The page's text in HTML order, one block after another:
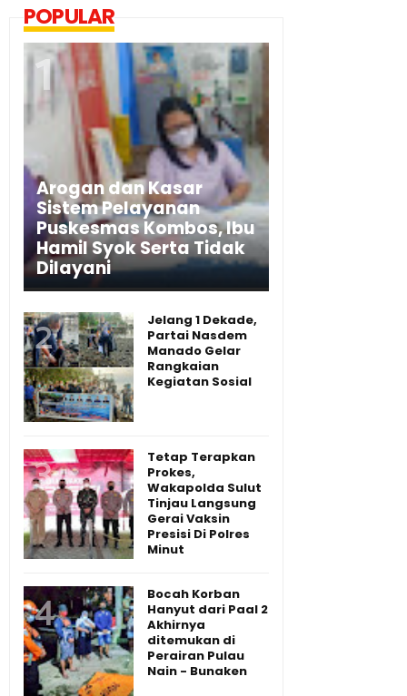
POPULAR
Arogan dan Kasar
Sistem Pelayanan
Puskesmas Kombos, Ibu
Hamil Syok Serta Tidak
Dilayani
Jelang 1 Dekade,
Partai Nasdem
Manado Gelar
Rangkaian
Kegiatan Sosial
Tetap Terapkan
Prokes,
Wakapolda Sulut
Tinjau Langsung
Gerai Vaksin
Presisi Di Polres
Minut
Bocah Korban
Hanyut dari Paal 2
Akhirnya
ditemukan di
Perairan Pulau
Nain - Bunaken